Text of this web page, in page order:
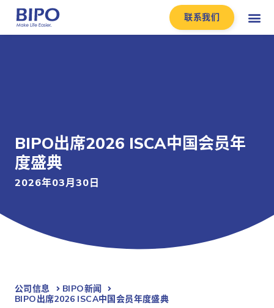
联系我们
BIPO出席2026 ISCA中国会员年
度盛典
2026年03月30日
公司信息
BIPO新闻​
BIPO出席2026 ISCA中国会员年度盛典